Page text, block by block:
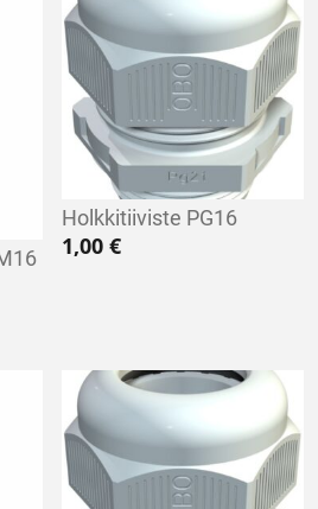
Holkkitiiviste PG16
1,00€